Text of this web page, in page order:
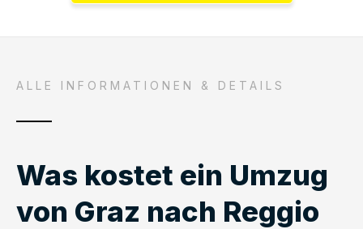
ALLE INFORMATIONEN & DETAILS
Was kostet ein Umzug
von Graz nach Reggio